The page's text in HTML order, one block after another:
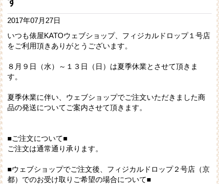
2017年07月27日
いつも俵屋KATOウェブショップ、フィジカルドロップ１号店
をご利用頂きありがとうございます。
８月９日（水）～１３日（日）は夏季休業とさせて頂きま
す。
夏季休業に伴い、ウェブショップでご注文いただきました商
品の発送についてご案内させて頂きます。
■ご注文について■
ご注文は通常通り承ります。
■ウェブショップでご注文後、フィジカルドロップ２号店（京
都）でのお受け取りご希望の場合について■